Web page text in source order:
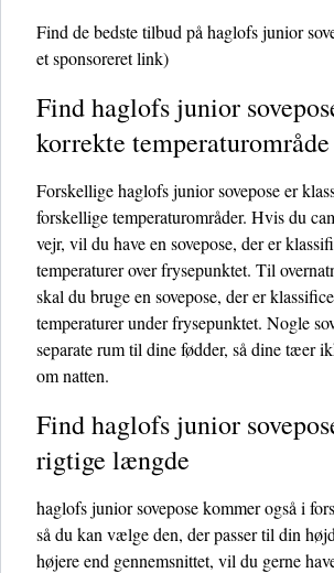
Find de bedste tilbud på haglofs junior
et sponsoreret link)
Find haglofs junior
korrekte temperaturområde
Forskellige haglofs junior sovepose er
forskellige temperaturområder. Hvis du
vejr, vil du have en sovepose, der er
temperaturer over frysepunktet. Til
skal du bruge en sovepose, der er
temperaturer under frysepunktet. Nogle
separate rum til dine fødder, så dine tæer
om natten.
Find haglofs junior
rigtige længde
haglofs junior sovepose kommer også i
så du kan vælge den, der passer til din
højere end gennemsnittet, vil du gerne